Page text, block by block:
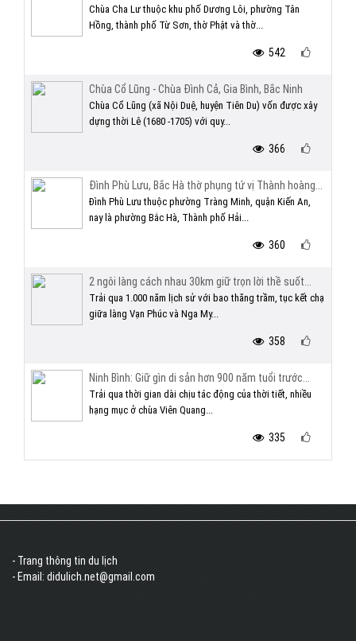
Chùa Cha Lư thuộc khu phố Dương Lôi, phường Tân
Hồng, thành phố Từ Sơn, thờ Phật và thờ...
542
Chùa Cổ Lũng - Chùa Đình Cả, Gia Bình, Bắc Ninh
Chùa Cổ Lũng (xã Nội Duệ, huyện Tiên Du) vốn được xây
dựng thời Lê (1680 -1705) với quy...
366
Đình Phù Lưu, Bắc Hà thờ phụng tứ vị Thành hoàng...
Đình Phù Lưu thuộc phường Tràng Minh, quận Kiến An,
nay là phường Bắc Hà, Thành phố Hải...
360
2 ngôi làng cách nhau 30km giữ trọn lời thề suốt...
Trải qua 1.000 năm lịch sử với bao thăng trầm, tục kết chạ
giữa làng Vạn Phúc và Nga My...
358
Ninh Bình: Giữ gìn di sản hơn 900 năm tuổi trước...
Trải qua thời gian dài chịu tác động của thời tiết, nhiều
hạng mục ở chùa Viên Quang...
335
- Trang thông tin du lịch
- Email: didulich.net@gmail.com